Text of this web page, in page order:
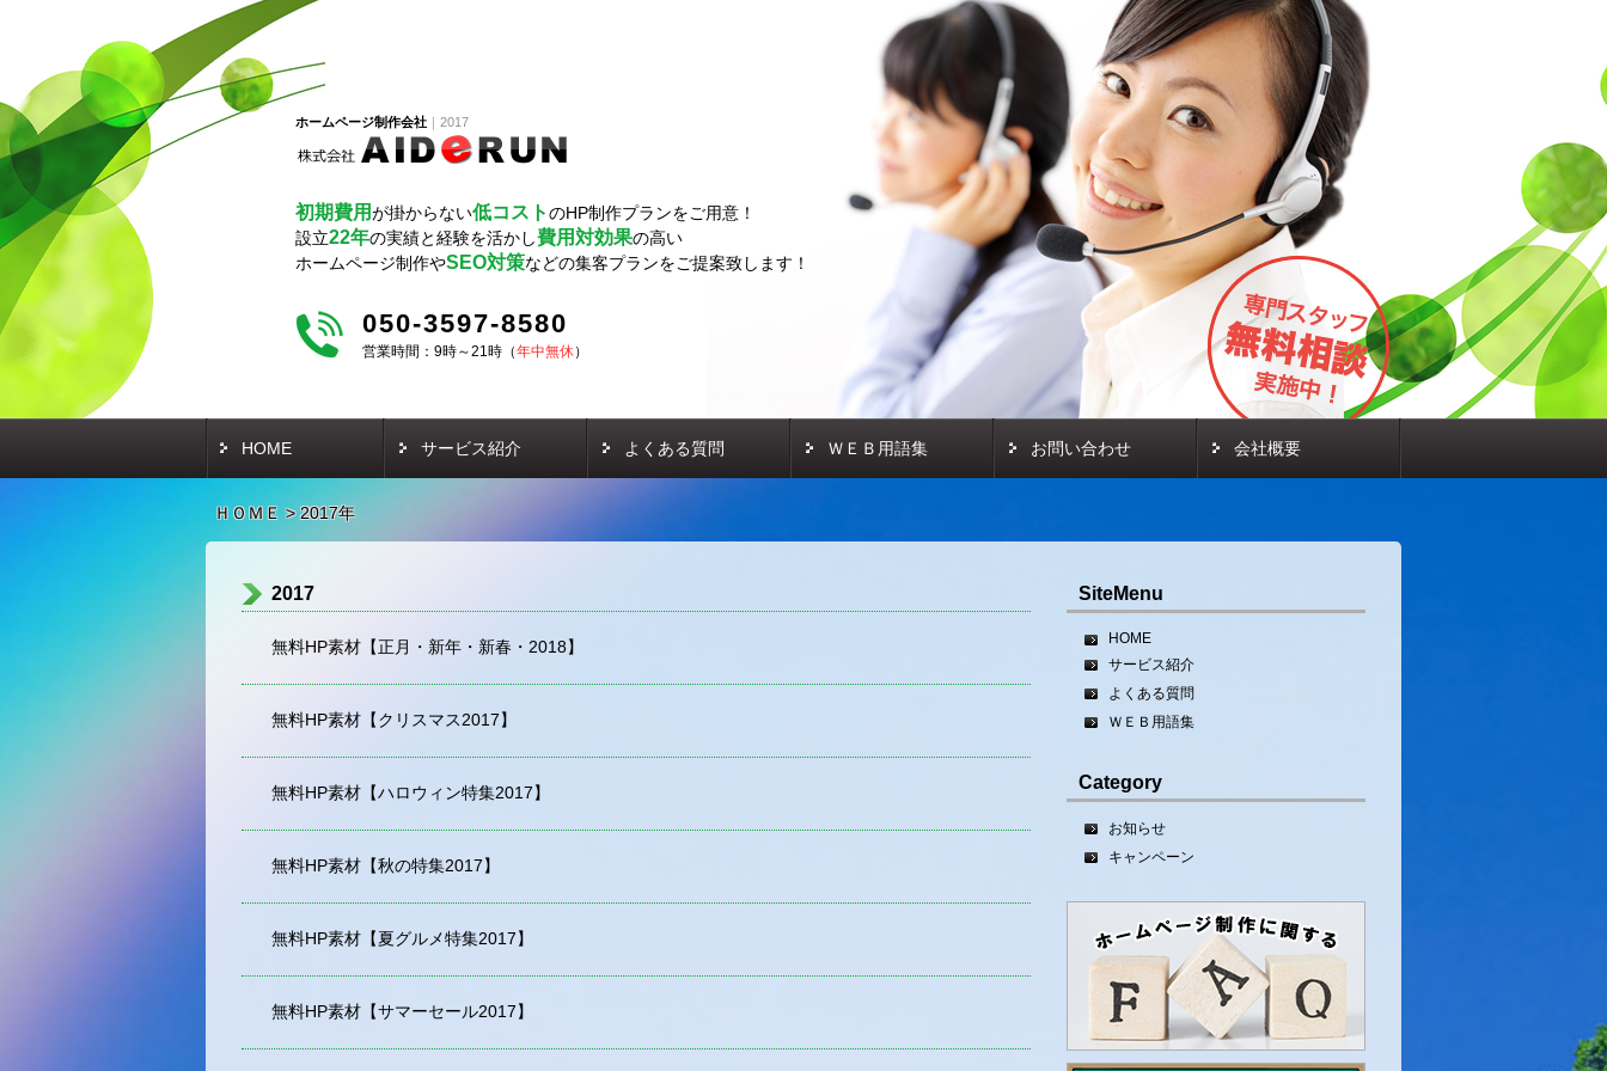
ホームページ制作会社 2017
初期費用が掛からない低コストのHP制作プランをご用意！
設立22年の実績と経験を活かし費用対効果の高い
ホームページ制作やSEO対策などの集客プランをご提案致します！
050-3597-8580
営業時間：9時～21時（年中無休）
HOME サービス紹介 よくある質問 ＷＥＢ用語集 お問い合わせ 会社概要
ＨＯＭＥ >2017年
2017
無料HP素材【正月・新年・新春・2018】
無料HP素材【クリスマス2017】
無料HP素材【ハロウィン特集2017】
無料HP素材【秋の特集2017】
無料HP素材【夏グルメ特集2017】
無料HP素材【サマーセール2017】
SiteMenu
HOME
サービス紹介
よくある質問
ＷＥＢ用語集
Category
お知らせ
キャンペーン